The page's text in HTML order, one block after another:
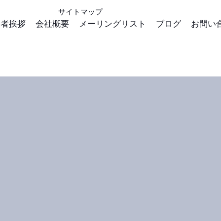
挨拶 会社概要 メーリングリスト ブログ お問い
サイトマップ